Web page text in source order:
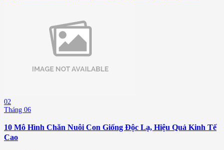
02
Tháng 06
10 Mô Hình Chăn Nuôi Con Giống Độc Lạ, Hiệu Quả Kinh Tế
Cao